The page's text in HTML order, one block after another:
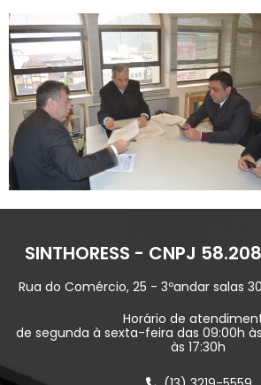
SINTHORESS - CNPJ
Rua do Comércio, 25 - 3ºandar salas
Horário de
de segunda à sexta-feira das 09:00h às
às 17:30h